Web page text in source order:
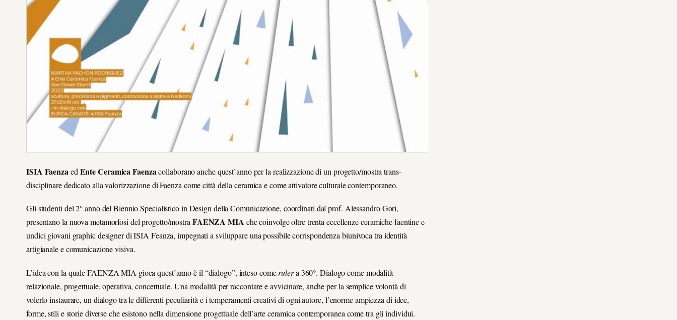
ISIA Faenzaed Ente Ceramica Faenzacollaborano anche quest’anno per la realizzazione di un progetto/mostra trans-
disciplinare dedicato alla valorizzazione di Faenza come città della ceramica e come attivatore culturale contemporaneo.
Gli studenti del 2° anno del Biennio Specialistico in Design della Comunicazione, coordinati dal prof. Alessandro Gori,
presentano la nuova metamorfosi del progetto/mostraFAENZA MIA che coinvolge oltre trenta eccellenze ceramiche faentine e
undici giovani graphic designer di ISIA Feanza, impegnati a sviluppare una possibile corrispondenza biunivoca tra identità
artigianale e comunicazione visiva.
L’idea con la quale FAENZA MIA gioca quest’anno è il “dialogo”, inteso comerulera 360°. Dialogo come modalità
relazionale, progettuale, operativa, concettuale. Una modalità per raccontare e avvicinare, anche per la semplice volontà di
volerlo instaurare, un dialogo tra le differenti peculiarità e i temperamenti creativi di ogni autore, l’enorme ampiezza di idee,
forme, stili e storie diverse che esistono nella dimensione progettuale dell’arte ceramica contemporanea come tra gli individui.